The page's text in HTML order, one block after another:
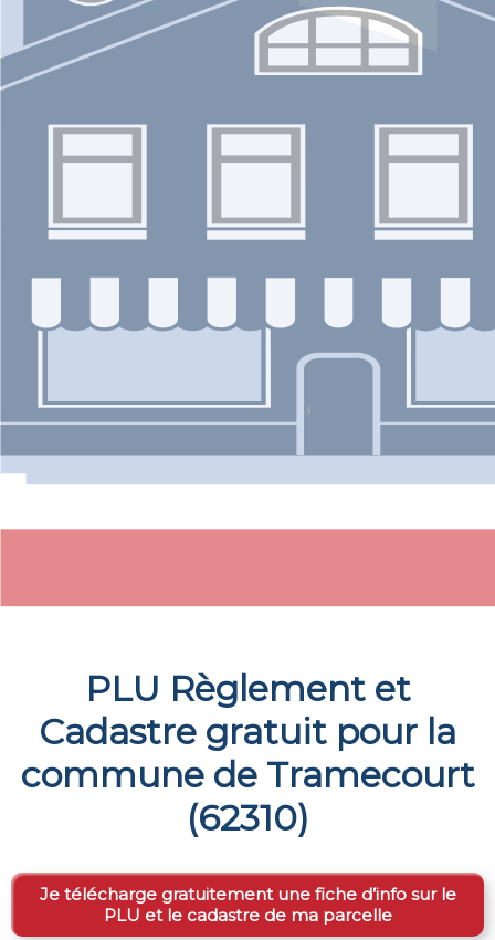
PLU Règlement et
Cadastre gratuit pour la
commune de Tramecourt
(62310)
Je télécharge gratuitement une fiche d’info sur le
PLU et le cadastre de ma parcelle